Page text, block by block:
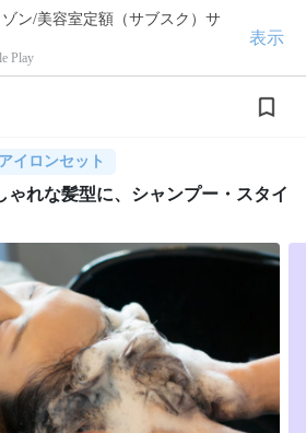
ン/美容室定額（サブスク）サ
Play
表示
イロンセット
ゃれな髪型に、シャンプー・スタイ